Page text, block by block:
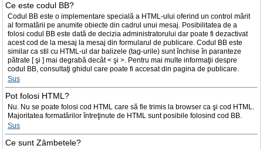
Ce este codul BB?
Codul BB este o implementare specială a HTML-ului oferind un control mărit
al formatării pe anumite obiecte din cadrul unui mesaj. Posibilitatea de a
folosi codul BB este dată de decizia administratorului dar poate fi dezactivat
acest cod de la mesaj la mesaj din formularul de publicare. Codul BB este
similar ca stil cu HTML-ul dar balizele (tag-urile) sunt închise în paranteze
pătrate [ şi ] mai degrabă decât < şi >. Pentru mai multe informaţii despre
codul BB, consultaţi ghidul care poate fi accesat din pagina de publicare.
Sus
Pot folosi HTML?
Nu. Nu se poate folosi cod HTML care să fie trimis la browser ca şi cod HTML.
Majoritatea formatărilor întreţinute de HTML sunt posibile folosind cod BB.
Sus
Ce sunt Zâmbetele?